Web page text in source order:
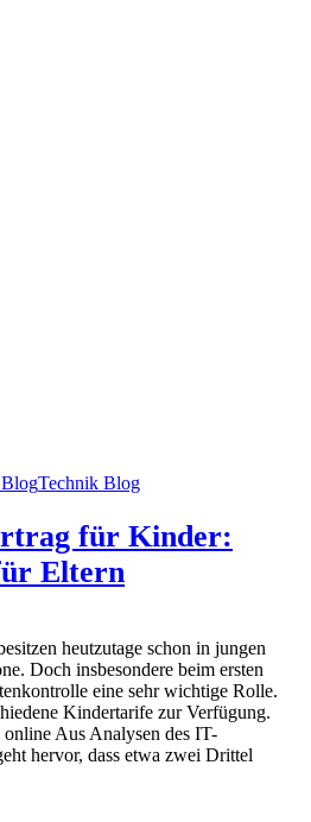
Technik Blog
für Kinder:
Eltern
heutzutage schon in jungen
Doch insbesondere beim ersten
eine sehr wichtige Rolle.
Kindertarife zur Verfügung.
Aus Analysen des IT-
hervor, dass etwa zwei Drittel